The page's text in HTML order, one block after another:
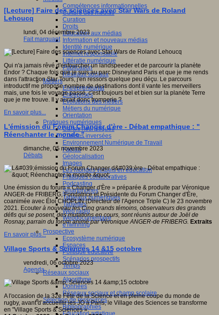
Compétences informationnelles
Culture des médias
Curation
Droits
Education aux médias
Information et nouveaux médias
Identité numérique
Internet responsable
Littératie numérique
Publication
Réseaux sociaux
Métiers
Entrepreneuriat
Entreprises
Evolutions des métiers
Métiers du numérique
Orientation
Pratiques numériques
Cartes heuristiques
Classes inversées
Environnement Numérique de Travail
Fablab
Géolocalisation
Images
Les mondes virtuels en éducation
Pratiques collaboratives
Podcasting
Smartphones
Tableaux numériques
Tablettes
Web radio
Webdocumentaire
eTwinning
Prospective
Ecosystème numérique
Espaces
Politique éducative
Scénarios prospectifs
Temps
Réseaux sociaux
Algorithme
Données
Réseaux sociaux et champ scolaire
Sélection de ressources
Bibliographies
Education artistique
[Lecture] Faire des sciences avec Star Wars de Roland
Lehoucq
lundi, 04 décembre 2023
Fait marquant
Qui n'a jamais rêvé d'enfourcher un landspeeder et de parcourir la planète
Endor ? Chaque fois que je suis au parc Disneyland Paris et que je me rends
dans l'attraction Star Tours, j'en ressors quelque peu déçu. Le parcours
introductif me propose nombre de destinations dont il vante les merveillers
mais, une fois le voyage passé, c'est toujours bel et bien sur la planète Terre
que je me trouve. Il y aurait donc tromperie ?
En savoir plus...
L'émission du Forum Changer d'ère - Débat empathique : "
Réenchanter le monde "
dimanche, 05 novembre 2023
Débats
Une émission du forum « Changer d'Ère » préparée & produite par Véronique
ANGER-de FRIBERG, Fondatrice et Présidente du Forum Changer d'Ère,
coanimée avec Éloi CHOPLIN (Directeur de l'Agence Triple C) le 23 novembre
2021. Ecouter à nouveau les Cinq grands témoins, observateurs des grands
défis qui se posent, des mutations en cours, sont réunis autour de Joël de
Rosnay, parrain du forum animéparVéronique ANGER-de FRIBERG. Extraits
En savoir plus...
Village Sports & Sciences 14 &15 octobre
vendredi, 06 octobre 2023
Agenda
A l'occasion de la 32e Fête de la Science et en pleine coupe du monde de
rugby, avant d’accueillir les JO à Paris, le Village des Sciences se transforme
en "Village Sports & Sciences ».